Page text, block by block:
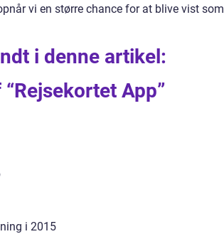
vi en større chance for at blive vist som
i denne artikel:
App”
i 2015